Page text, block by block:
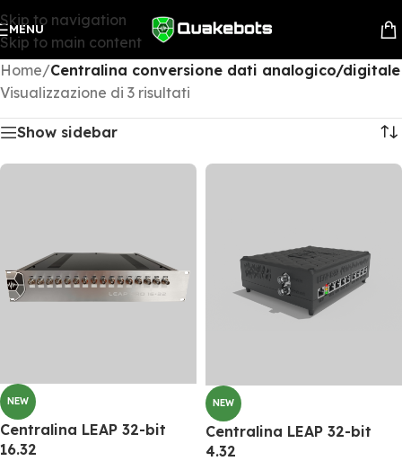
Skip to navigation
Skip to main content
MENU
Home/Centralina conversione dati analogico/digitale
Visualizzazione di 3 risultati
Show sidebar
NEW
Centralina LEAP 32-bit
16.32
NEW
Centralina LEAP 32-bit
4.32